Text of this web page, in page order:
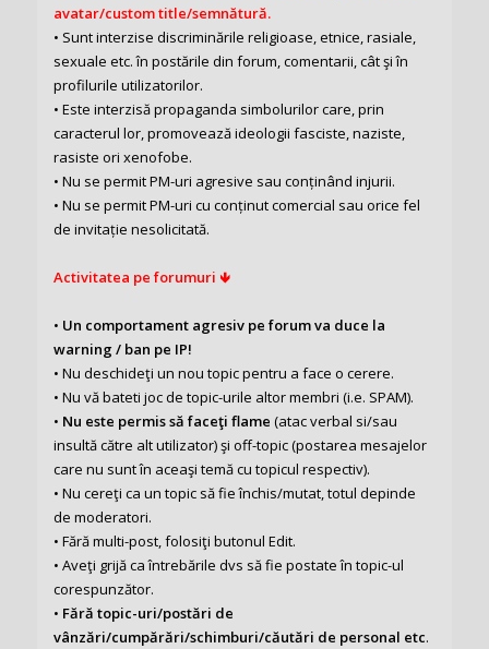
avatar/custom title/semnătură.
• Sunt interzise discriminările religioase, etnice, rasiale,
sexuale etc. în postările din forum, comentarii, cât şi în
profilurile utilizatorilor.
• Este interzisă propaganda simbolurilor care, prin
caracterul lor, promovează ideologii fasciste, naziste,
rasiste ori xenofobe.
• Nu se permit PM-uri agresive sau conținând injurii.
• Nu se permit PM-uri cu conținut comercial sau orice fel
de invitație nesolicitată.
Activitatea pe forumuri 🡻
• Un comportament agresiv pe forum va duce la
warning / ban pe IP!
• Nu deschideţi un nou topic pentru a face o cerere.
• Nu vă bateti joc de topic-urile altor membri (i.e. SPAM).
• Nu este permis să faceţi flame (atac verbal si/sau
insultă către alt utilizator) şi off-topic (postarea mesajelor
care nu sunt în aceaşi temă cu topicul respectiv).
• Nu cereţi ca un topic să fie închis/mutat, totul depinde
de moderatori.
• Fără multi-post, folosiţi butonul Edit.
• Aveţi grijă ca întrebările dvs să fie postate în topic-ul
corespunzător.
• Fără topic-uri/postări de
vânzări/cumpărări/schimburi/căutări de personal etc.